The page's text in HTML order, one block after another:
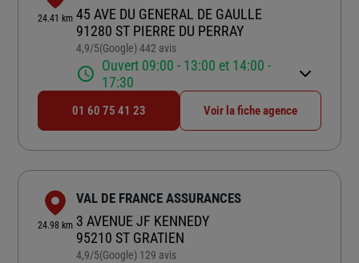
24.41 km 45 AVE DU GENERAL DE GAULLE
91280 ST PIERRE DU PERRAY
4,9/5Note de 4.9 sur 5
(Google) 442 avis
Ouvert 09:00 - 13:00 et 14:00 -
17:30
01 60 75 41 23 Voir la fiche agence
24.98 km
VAL DE FRANCE ASSURANCES
3 AVENUE JF KENNEDY
95210 ST GRATIEN
4,9/5Note de 4.9 sur 5
(Google) 129 avis